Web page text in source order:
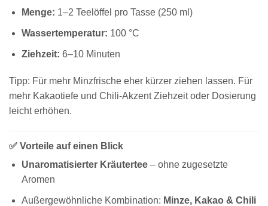
Menge: 1–2 Teelöffel pro Tasse (250 ml)
Wassertemperatur: 100 °C
Ziehzeit: 6–10 Minuten
Tipp: Für mehr Minzfrische eher kürzer ziehen lassen. Für
mehr Kakaotiefe und Chili-Akzent Ziehzeit oder Dosierung
leicht erhöhen.
✅ Vorteile auf einen Blick
Unaromatisierter Kräutertee– ohne zugesetzte
Aromen
Außergewöhnliche Kombination: Minze, Kakao & Chili